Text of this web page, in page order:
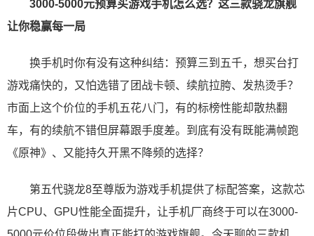
3000-5000元预算买游戏手机怎么选？这三款骁龙旗舰
让你稳赢每一局
换手机时你有没有这种纠结：预算三到五千，想买台打
游戏痛快的，又怕选错了团战卡顿、续航拉胯、发热烫手？
市面上这个价位的手机五花八门，有的标榜性能却散热翻
车，有的续航不错但屏幕跟手度差。到底有没有既能满帧跑
《原神》、又能持久开黑不降频的选择？
第五代骁龙8至尊版为游戏手机提供了标配答案，这款芯
片CPU、GPU性能全面提升，让手机厂商终于可以在3000-